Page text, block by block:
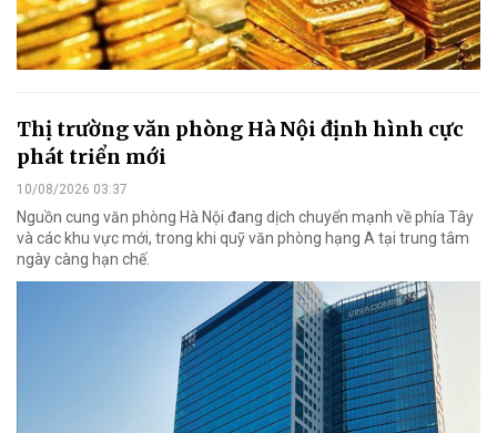
Thị trường văn phòng Hà Nội định hình cực
phát triển mới
10/08/2026 03:37
Nguồn cung văn phòng Hà Nội đang dịch chuyển mạnh về phía Tây
và các khu vực mới, trong khi quỹ văn phòng hạng A tại trung tâm
ngày càng hạn chế.